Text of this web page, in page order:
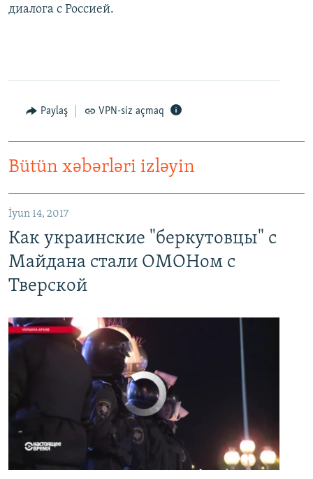
диалога с Россией.
Paylaş VPN-siz açmaq
Bütün xəbərləri izləyin
İyun 14, 2017
Как украинские "беркутовцы" с
Майдана стали ОМОНом с
Тверской
No media source currently available